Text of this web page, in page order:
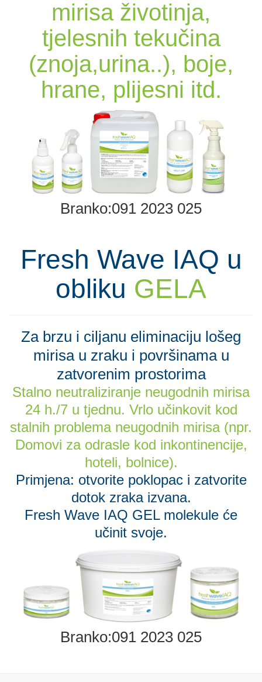
mirisa životinja,
tjelesnih tekučina
(znoja,urina..), boje,
hrane, plijesni itd.
Fresh Wave IAQ u
obliku GELA
Za brzu i ciljanu eliminaciju lošeg
mirisa u zraku i površinama u
zatvorenim prostorima
Stalno neutraliziranje neugodnih mirisa
24 h./7 u tjednu. Vrlo učinkovit kod
stalnih problema neugodnih mirisa (npr.
Domovi za odrasle kod inkontinencije,
hoteli, bolnice).
Primjena: otvorite poklopac i zatvorite
dotok zraka izvana.
Fresh Wave IAQ GEL molekule će
učinit svoje.